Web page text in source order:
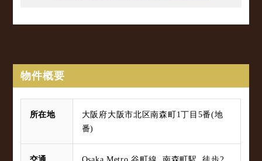
物件概要
所在地
大阪府大阪市北区南森町1丁目5番(地
番)